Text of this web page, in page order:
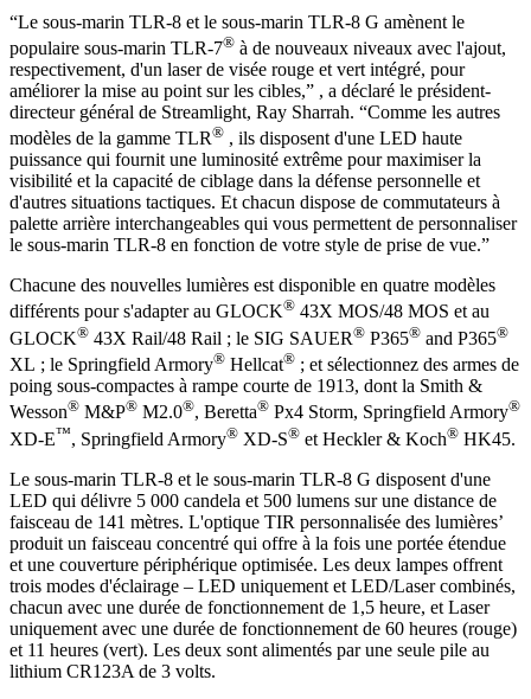
“Le sous-marin TLR-8 et le sous-marin TLR-8 G amènent le
populaire sous-marin TLR-7® à de nouveaux niveaux avec l'ajout,
respectivement, d'un laser de visée rouge et vert intégré, pour
améliorer la mise au point sur les cibles,” , a déclaré le président-
directeur général de Streamlight, Ray Sharrah. “Comme les autres
modèles de la gamme TLR® , ils disposent d'une LED haute
puissance qui fournit une luminosité extrême pour maximiser la
visibilité et la capacité de ciblage dans la défense personnelle et
d'autres situations tactiques. Et chacun dispose de commutateurs à
palette arrière interchangeables qui vous permettent de personnaliser
le sous-marin TLR-8 en fonction de votre style de prise de vue.”
Chacune des nouvelles lumières est disponible en quatre modèles
différents pour s'adapter au GLOCK® 43X MOS/48 MOS et au
GLOCK® 43X Rail/48 Rail ; le SIG SAUER® P365® and P365®
XL ; le Springfield Armory® Hellcat® ; et sélectionnez des armes de
poing sous-compactes à rampe courte de 1913, dont la Smith &
Wesson® M&P® M2.0®, Beretta® Px4 Storm, Springfield Armory®
XD-E™, Springfield Armory® XD-S® et Heckler & Koch® HK45.
Le sous-marin TLR-8 et le sous-marin TLR-8 G disposent d'une
LED qui délivre 5 000 candela et 500 lumens sur une distance de
faisceau de 141 mètres. L'optique TIR personnalisée des lumières’
produit un faisceau concentré qui offre à la fois une portée étendue
et une couverture périphérique optimisée. Les deux lampes offrent
trois modes d'éclairage – LED uniquement et LED/Laser combinés,
chacun avec une durée de fonctionnement de 1,5 heure, et Laser
uniquement avec une durée de fonctionnement de 60 heures (rouge)
et 11 heures (vert). Les deux sont alimentés par une seule pile au
lithium CR123A de 3 volts.